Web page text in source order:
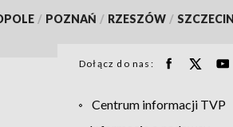
/ POZNAŃ / RZESZÓW / SZCZECIN
Dołącz do nas:
Centrum informacji TVP